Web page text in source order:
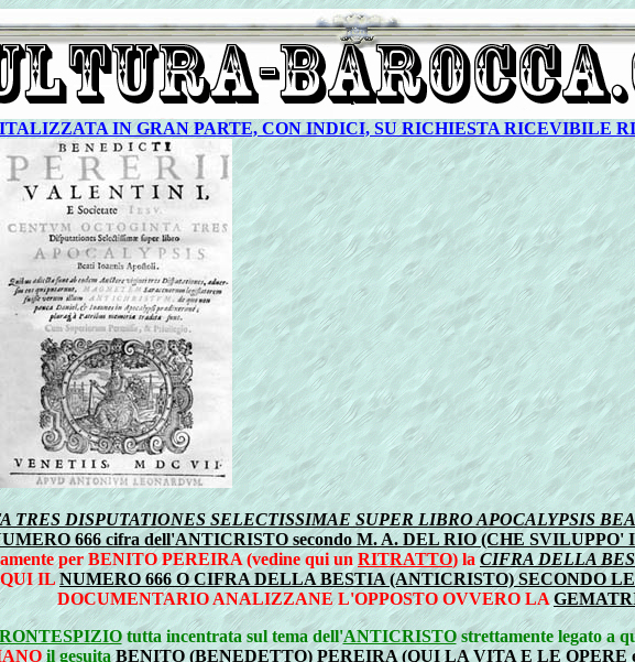
IN GRAN PARTE, CON INDICI, SU RICHIESTA RICEVIBILE
TRES DISPUTATIONES SELECTISSIMAE SUPER LIBRO APOCALYPSIS
666 cifra dell'ANTICRISTO secondo M. A. DEL RIO (CHE
per BENITO PEREIRA (vedine qui un RITRATTO) la CIFRA DELLA
ILNUMERO 666 O CIFRA DELLA BESTIA (ANTICRISTO) SECONDO
DOCUMENTARIO ANALIZZANE L'OPPOSTO OVVERO LA
tutta incentrata sul tema dell'ANTICRISTOstrettamente legato a
il gesuitaBENITO (BENEDETTO) PEREIRA (QUI LA VITA E LE OPERE